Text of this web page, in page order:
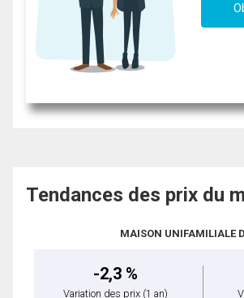
Tendances des prix du
MAISON UNIFAMILIALE
-2,3 %
Variation des prix (1 an)